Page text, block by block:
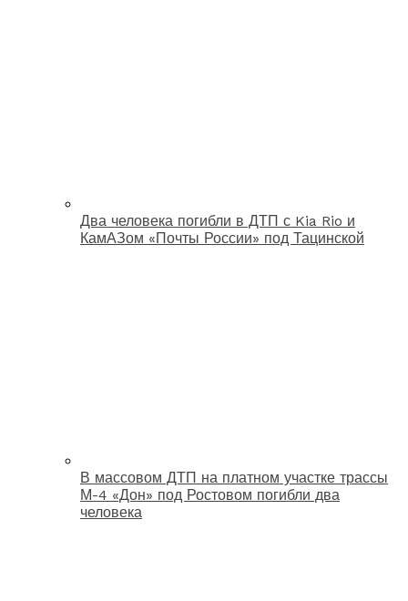
Два человека погибли в ДТП с Kia Rio и
КамАЗом «Почты России» под Тацинской
В массовом ДТП на платном участке трассы
М-4 «Дон» под Ростовом погибли два
человека